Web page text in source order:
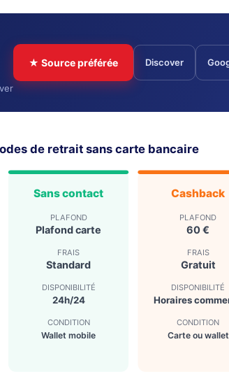
★ Source préférée Discover
de retrait sans carte bancaire
Sans contact
PLAFOND
Plafond carte
FRAIS
Standard
DISPONIBILITÉ
24h/24
CONDITION
Wallet mobile
Cashback
PLAFOND
60 €
FRAIS
Gratuit
DISPONIBILITÉ
Horaires
CONDITION
Carte ou wallet